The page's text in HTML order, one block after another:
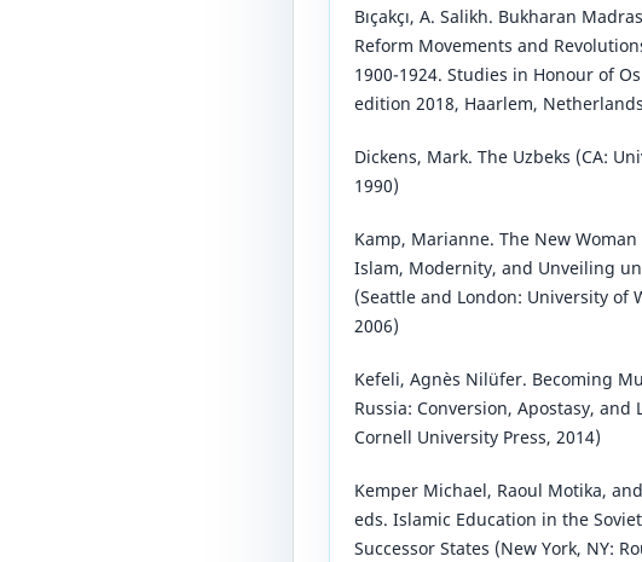
Bıçakçı, A. Salikh. Bukharan
Reform Movements and
1900-1924. Studies in Honour of
edition 2018, Haarlem,
Dickens, Mark. The Uzbeks (CA:
1990)
Kamp, Marianne. The New
Islam, Modernity, and Unveiling
(Seattle and London: University of
2006)
Kefeli, Agnès Nilüfer. Becoming
Russia: Conversion, Apostasy, and
Cornell University Press, 2014)
Kemper Michael, Raoul Motika,
eds. Islamic Education in the
Successor States (New York, NY: